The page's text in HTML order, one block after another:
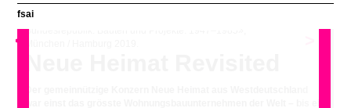
fsaiUllrich Schwarz (Hg), «neue heimat. Das Gesicht der
Bundesrepublik. Bauten und Projekte. 1947–1985»,
<